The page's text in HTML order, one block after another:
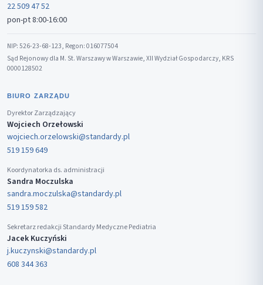
22 509 47 52
pon-pt 8:00-16:00
NIP: 526-23-68-123, Regon: 016077504
Sąd Rejonowy dla M. St. Warszawy w Warszawie, XII Wydział Gospodarczy, KRS
0000128502
BIURO ZARZĄDU
Dyrektor Zarządzający
Wojciech Orzełowski
wojciech.orzelowski@standardy.pl
519 159 649
Koordynatorka ds. administracji
Sandra Moczulska
sandra.moczulska@standardy.pl
519 159 582
Sekretarz redakcji Standardy Medyczne Pediatria
Jacek Kuczyński
j.kuczynski@standardy.pl
608 344 363